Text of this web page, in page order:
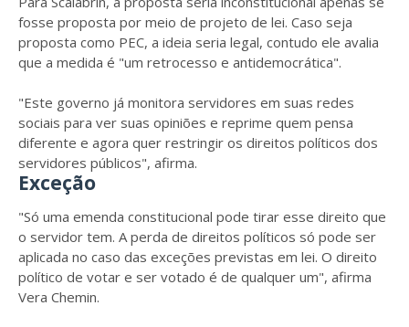
fosse proposta por meio de projeto de lei. Caso seja
proposta como PEC, a ideia seria legal, contudo ele avalia
que a medida é "um retrocesso e antidemocrática".
"Este governo já monitora servidores em suas redes
sociais para ver suas opiniões e reprime quem pensa
diferente e agora quer restringir os direitos políticos dos
servidores públicos", afirma.
Exceção
"Só uma emenda constitucional pode tirar esse direito que
o servidor tem. A perda de direitos políticos só pode ser
aplicada no caso das exceções previstas em lei. O direito
político de votar e ser votado é de qualquer um", afirma
Vera Chemin.